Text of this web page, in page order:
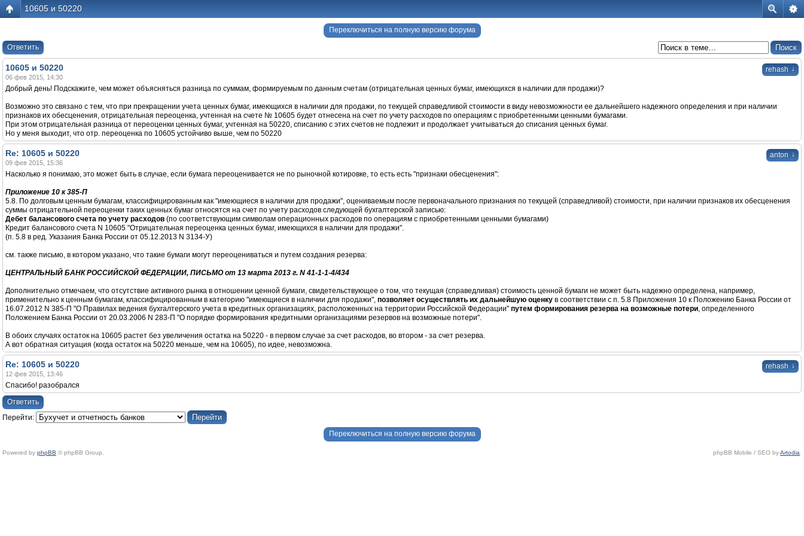
10605 и 50220
Переключиться на полную версию форума
Ответить
rehash ↓
10605 и 50220
06 фев 2015, 14:30
Добрый день! Подскажите, чем может объясняться разница по суммам, формируемым по данным счетам (отрицательная ценных бумаг, имеющихся в наличии для продажи)?
Возможно это связано с тем, что при прекращении учета ценных бумаг, имеющихся в наличии для продажи, по текущей справедливой стоимости в виду невозможности ее дальнейшего надежного определения и при наличии
признаков их обесценения, отрицательная переоценка, учтенная на счете № 10605 будет отнесена на счет по учету расходов по операциям с приобретенными ценными бумагами.
При этом отрицательная разница от переоценки ценных бумаг, учтенная на 50220, списанию с этих счетов не подлежит и продолжает учитываться до списания ценных бумаг.
Но у меня выходит, что отр. переоценка по 10605 устойчиво выше, чем по 50220
anton ↓
Re: 10605 и 50220
09 фев 2015, 15:36
Насколько я понимаю, это может быть в случае, если бумага переоценивается не по рыночной котировке, то есть есть "признаки обесценения":
Приложение 10 к 385-П
5.8. По долговым ценным бумагам, классифицированным как "имеющиеся в наличии для продажи", оцениваемым после первоначального признания по текущей (справедливой) стоимости, при наличии признаков их обесценения
суммы отрицательной переоценки таких ценных бумаг относятся на счет по учету расходов следующей бухгалтерской записью:
Дебет балансового счета по учету расходов (по соответствующим символам операционных расходов по операциям с приобретенными ценными бумагами)
Кредит балансового счета N 10605 "Отрицательная переоценка ценных бумаг, имеющихся в наличии для продажи".
(п. 5.8 в ред. Указания Банка России от 05.12.2013 N 3134-У)
см. также письмо, в котором указано, что такие бумаги могут переоцениваться и путем создания резерва:
ЦЕНТРАЛЬНЫЙ БАНК РОССИЙСКОЙ ФЕДЕРАЦИИ, ПИСЬМО от 13 марта 2013 г. N 41-1-1-4/434
Дополнительно отмечаем, что отсутствие активного рынка в отношении ценной бумаги, свидетельствующее о том, что текущая (справедливая) стоимость ценной бумаги не может быть надежно определена, например,
применительно к ценным бумагам, классифицированным в категорию "имеющиеся в наличии для продажи", позволяет осуществлять их дальнейшую оценку в соответствии с п. 5.8 Приложения 10 к Положению Банка России от
16.07.2012 N 385-П "О Правилах ведения бухгалтерского учета в кредитных организациях, расположенных на территории Российской Федерации" путем формирования резерва на возможные потери, определенного
Положением Банка России от 20.03.2006 N 283-П "О порядке формирования кредитными организациями резервов на возможные потери".
В обоих случаях остаток на 10605 растет без увеличения остатка на 50220 - в первом случае за счет расходов, во втором - за счет резерва.
А вот обратная ситуация (когда остаток на 50220 меньше, чем на 10605), по идее, невозможна.
rehash ↓
Re: 10605 и 50220
12 фев 2015, 13:46
Спасибо! разобрался
Ответить
Перейти:
Переключиться на полную версию форума
Powered by phpBB © phpBB Group. phpBB Mobile / SEO byArtodia